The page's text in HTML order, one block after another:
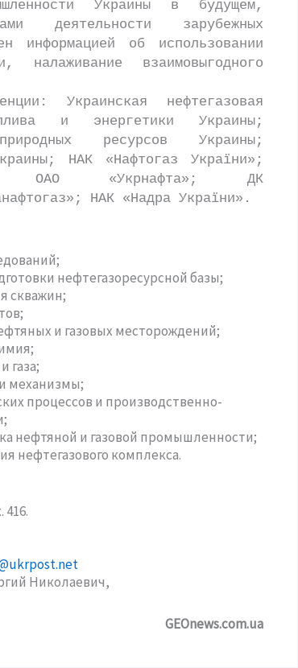
Украины в будущем,
деятельности зарубежных
информацией об использовании
взаимовыгодного
Украинская нефтегазовая
и энергетики Украины;
ресурсов Украины;
НАК «Нафтогаз України»;
ОАО «Укрнафта»; ДК
НАК «Надра України».
нефтегазоресурсной базы;
скважин;
и газовых месторождений;
газа;
механизмы;
процессов и производственно-
нефтяной и газовой промышленности;
нефтегазового комплекса.
416.
Николаевич,
GEOnews.com.ua